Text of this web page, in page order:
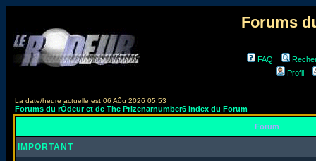
Forums
FAQ
Profil
La date/heure actuelle est 06 Aôu 2026 05:53
Forums du rÔdeur et de The Prizenarnumber6 Index du Forum
Forum
IMPORTANT